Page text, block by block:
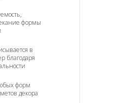
формы
в
благодаря
форм
декора